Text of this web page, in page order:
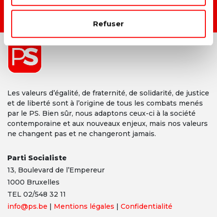
Refuser
Les valeurs d’égalité, de fraternité, de solidarité, de justice
et de liberté sont à l’origine de tous les combats menés
par le PS. Bien sûr, nous adaptons ceux-ci à la société
contemporaine et aux nouveaux enjeux, mais nos valeurs
ne changent pas et ne changeront jamais.
Parti Socialiste
13, Boulevard de l’Empereur
1000 Bruxelles
TEL 02/548 32 11
info@ps.be | Mentions légales | Confidentialité
DEVENIR MEMBRE →